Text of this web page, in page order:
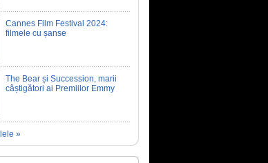
Cannes Film Festival 2024:
filmele cu șanse
The Bear și Succession, marii
câștigători ai Premiilor Emmy
»